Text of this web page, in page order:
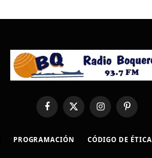
FacebookX
(Twitter)
InstagramPinterest
PROGRAMACIÓN CÓDIGO DE ÉTICA